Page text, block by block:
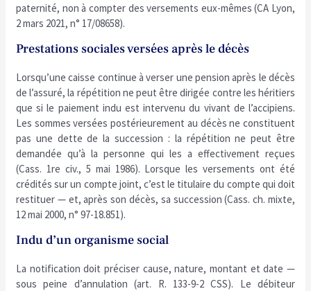
paternité, non à compter des versements eux-mêmes (CA Lyon,
2 mars 2021, n° 17/08658).
Prestations sociales versées après le décès
Lorsqu’une caisse continue à verser une pension après le décès
de l’assuré, la répétition ne peut être dirigée contre les héritiers
que si le paiement indu est intervenu du vivant de l’accipiens.
Les sommes versées postérieurement au décès ne constituent
pas une dette de la succession : la répétition ne peut être
demandée qu’à la personne qui les a effectivement reçues
(Cass. 1re civ., 5 mai 1986). Lorsque les versements ont été
crédités sur un compte joint, c’est le titulaire du compte qui doit
restituer — et, après son décès, sa succession (Cass. ch. mixte,
12 mai 2000, n° 97-18.851).
Indu d’un organisme social
La notification doit préciser cause, nature, montant et date —
sous peine d’annulation (art. R. 133-9-2 CSS). Le débiteur